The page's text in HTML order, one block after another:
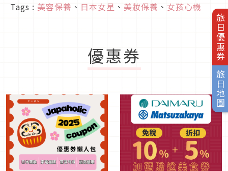
旅日優惠券
旅日地圖
Tags : 美容保養 、 日本女星 、 美妝保養 、 女孩心機
優惠券